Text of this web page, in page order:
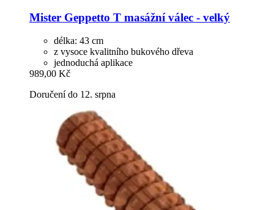
Mister Geppetto T masážní válec -​ velký
délka: 43 cm
z vysoce kvalitního bukového dřeva
jednoduchá aplikace
989,00 Kč
Doručení do 12. srpna